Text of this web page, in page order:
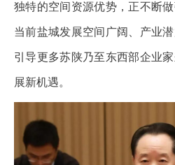
独特的空间资源优势，正不断
当前盐城发展空间广阔、产业
引导更多苏陕乃至东西部企业
展新机遇。